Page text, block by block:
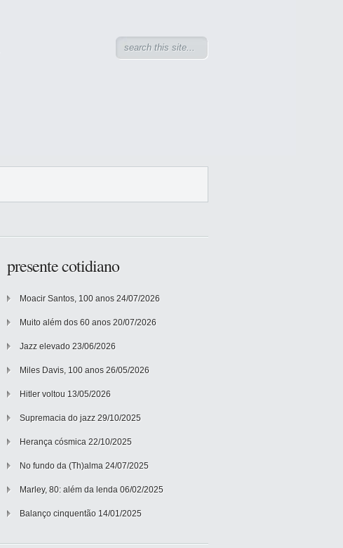
presente cotidiano
Moacir Santos, 100 anos 24/07/2026
Muito além dos 60 anos 20/07/2026
Jazz elevado 23/06/2026
Miles Davis, 100 anos 26/05/2026
Hitler voltou 13/05/2026
Supremacia do jazz 29/10/2025
Herança cósmica 22/10/2025
No fundo da (Th)alma 24/07/2025
Marley, 80: além da lenda 06/02/2025
Balanço cinquentão 14/01/2025